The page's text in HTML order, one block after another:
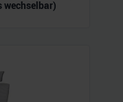
wechselbar)